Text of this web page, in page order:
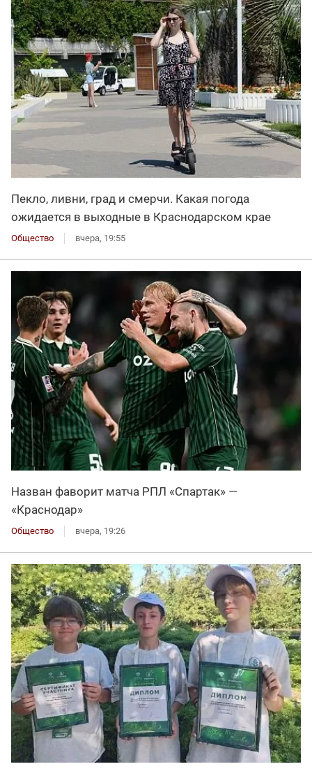
Пекло, ливни, град и смерчи. Какая погода
ожидается в выходные в Краснодарском крае
Общество вчера, 19:55
Назван фаворит матча РПЛ «Спартак» —
«Краснодар»
Общество вчера, 19:26